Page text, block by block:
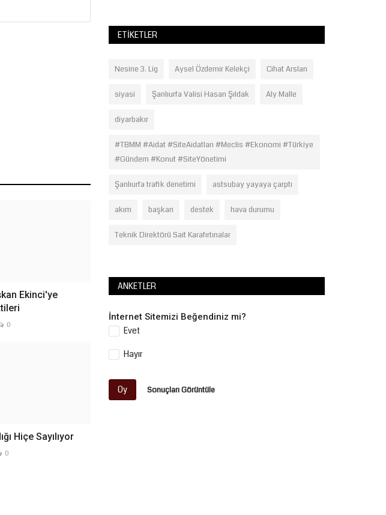
Ekinci'ye
0
Hiçe Sayılıyor
0
ETIKETLER
Nesine 3. Lig Aysel Özdemir Kelekçi Cihat Arslan
siyasi Şanlıurfa Valisi Hasan Şıldak Aly Malle
diyarbakır
#TBMM #Aidat #SiteAidatları #Meclis #Ekonomi #Türkiye
#Gündem #Konut #SiteYönetimi
Şanlıurfa trafik denetimi astsubay yayaya çarptı
akım başkan destek hava durumu
Teknik Direktörü Sait Karafırtınalar
ANKETLER
İnternet Sitemizi Beğendiniz mi?
Evet
Hayır
Oy Sonuçları Görüntüle